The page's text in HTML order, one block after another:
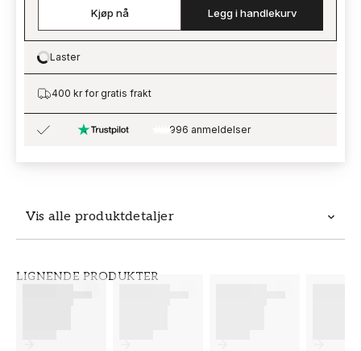
Vis alle produktdetaljer
LIGNENDE PRODUKTER
Kjøp nå Legg i handlekurv
Loading…
Laster
400 kr for gratis frakt
996 anmeldelser